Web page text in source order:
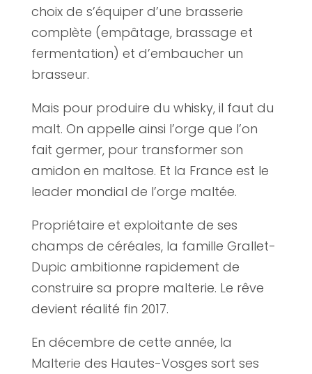
choix de s’équiper d’une brasserie
complète (empâtage, brassage et
fermentation) et d’embaucher un
brasseur.
Mais pour produire du whisky, il faut du
malt. On appelle ainsi l’orge que l’on
fait germer, pour transformer son
amidon en maltose. Et la France est le
leader mondial de l’orge maltée.
Propriétaire et exploitante de ses
champs de céréales, la famille Grallet-
Dupic ambitionne rapidement de
construire sa propre malterie. Le rêve
devient réalité fin 2017.
En décembre de cette année, la
Malterie des Hautes-Vosges sort ses